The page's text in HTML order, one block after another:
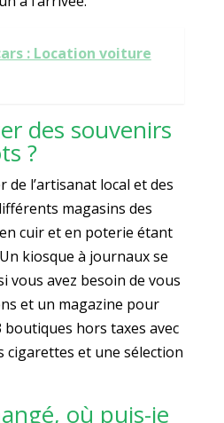
: Location voiture
des souvenirs
?
de l’artisanat local et des
magasins des
cuir et en poterie étant
kiosque à journaux se
vous avez besoin de vous
et un magazine pour
boutiques hors taxes avec
cigarettes et une sélection
où puis-je